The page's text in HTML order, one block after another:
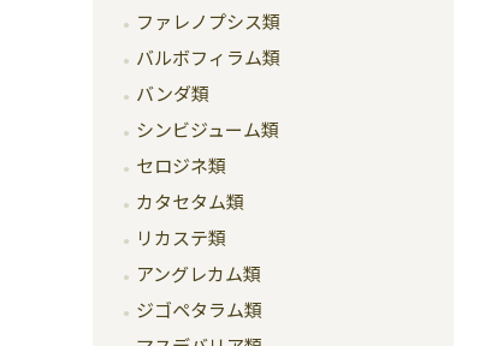
ファレノプシス類
バルボフィラム類
バンダ類
シンビジューム類
セロジネ類
カタセタム類
リカステ類
アングレカム類
ジゴペタラム類